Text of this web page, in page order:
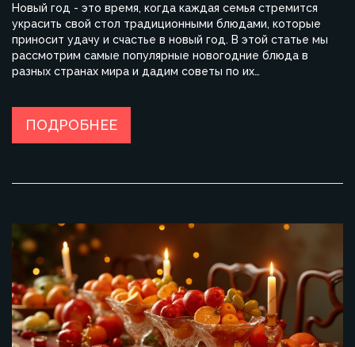
Новый год - это время, когда каждая семья стремится
украсить свой стол традиционными блюдами, которые
приносит удачу и счастье в новый год. В этой статье мы
рассмотрим самые популярные новогодние блюда в
разных странах мира и дадим советы по их
вкусы и идеи в праздничное застолье. Узнаем, как удивить
гостей и поддержать атмосферу праздника с помощью
ПОДРОБНЕЕ